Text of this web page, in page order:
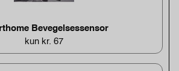
Bevegelsessensor
kun kr. 67